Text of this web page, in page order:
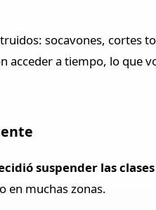
socavones, cortes
acceder a tiempo, lo que
suspender las
en muchas zonas.